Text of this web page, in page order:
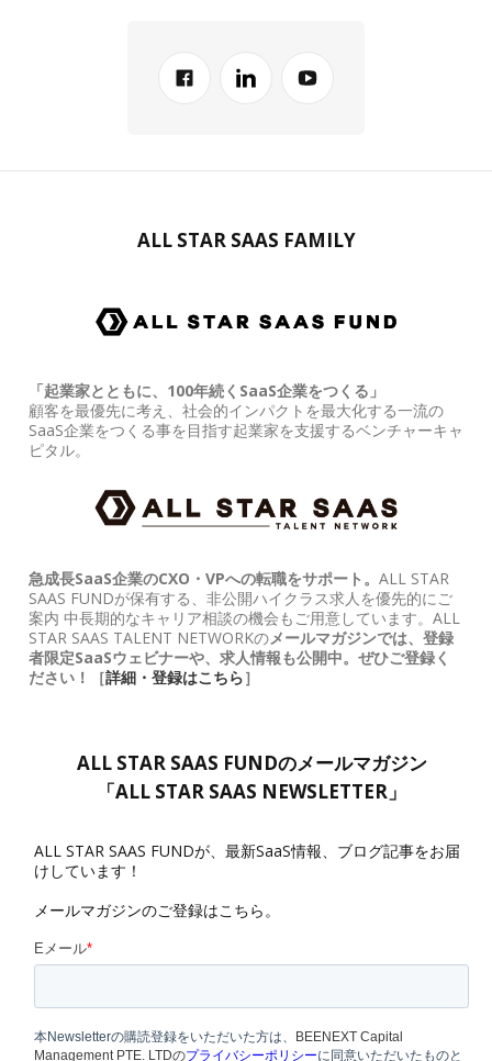
ALL STAR SAAS FAMILY
「起業家とともに、100年続くSaaS企業をつくる」
顧客を最優先に考え、社会的インパクトを最大化する一流の
SaaS企業をつくる事を目指す起業家を支援するベンチャーキャ
ピタル。
急成長SaaS企業のCXO・VPへの転職をサポート。 ALL STAR
SAAS FUNDが保有する、非公開ハイクラス求人を優先的にご
案内 中長期的なキャリア相談の機会もご用意しています。ALL
STAR SAAS TALENT NETWORKのメールマガジンでは、登録
者限定SaaSウェビナーや、求人情報も公開中。ぜひご登録く
ださい！［詳細・登録はこちら］
ALL STAR SAAS FUNDのメールマガジン
「ALL STAR SAAS NEWSLETTER」
ALL STAR SAAS FUNDが、最新SaaS情報、ブログ記事をお届
けしています！
メールマガジンのご登録はこちら。